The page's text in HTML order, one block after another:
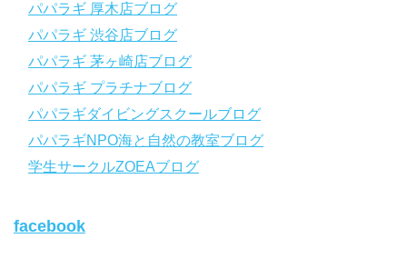
https://www.papalagi.co.jp/lp/line_registration/.
YouTubeで言えない話をこっそり配信
◆ライセンス取得の前に知っておきたい情報満載の動画はコチラ
https://youtu.be/UBiZ64WlU7c?si=I5rkY-mkfTCxZVn7
◆ライセンス取得コースについて知りたい方はコチラ
ode
【パパラギダイビングスクール ホームページ】
https://www.papalagi.co.jp
旬な海の情報はコチラから！
パパラギ 厚木店ブログ
パパラギ 渋谷店ブログ
パパラギ 茅ヶ崎店ブログ
パパラギ プラチナブログ
パパラギダイビングスクールブログ
パパラギNPO海と自然の教室ブログ
学生サークルZOEAブログ
facebook